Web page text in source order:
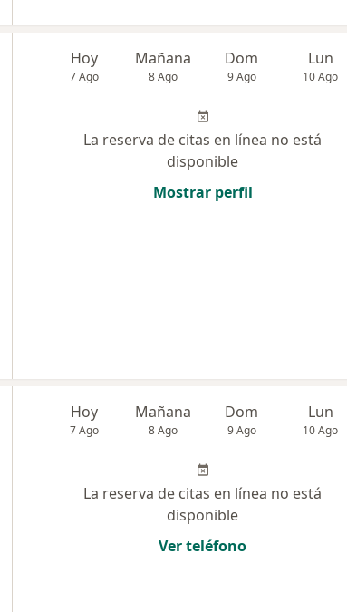
Hoy
7 Ago
Mañana
8 Ago
Dom
9 Ago
Lun
10 Ago
La reserva de citas en línea no está
disponible
Mostrar perfil
Hoy
7 Ago
Mañana
8 Ago
Dom
9 Ago
Lun
10 Ago
La reserva de citas en línea no está
disponible
Ver teléfono